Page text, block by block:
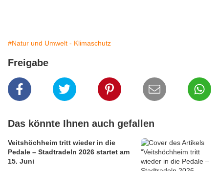
#Natur und Umwelt - Klimaschutz
Freigabe
Das könnte Ihnen auch gefallen
Veitshöchheim tritt wieder in die
Pedale – Stadtradeln 2026 startet am
15. Juni